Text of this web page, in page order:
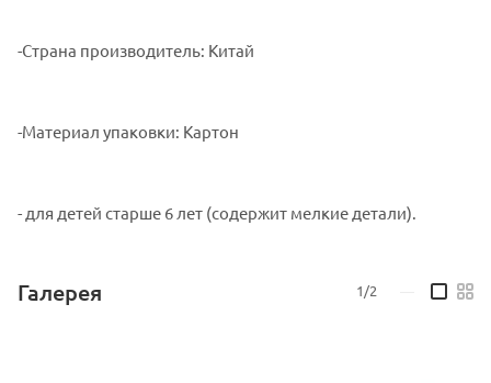
-Страна производитель: Китай
-Материал упаковки: Картон
- для детей старше 6 лет (содержит мелкие детали).
Галерея 1/2